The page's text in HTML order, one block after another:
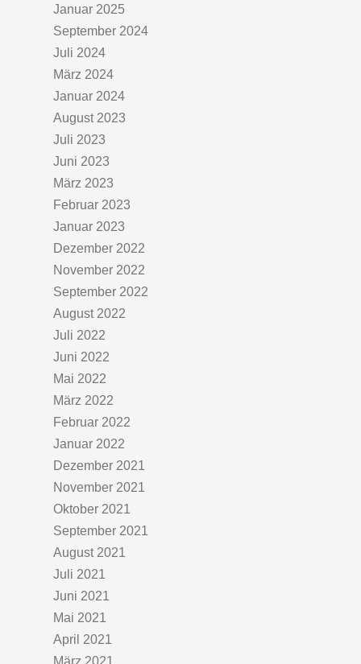
Januar 2025
September 2024
Juli 2024
März 2024
Januar 2024
August 2023
Juli 2023
Juni 2023
März 2023
Februar 2023
Januar 2023
Dezember 2022
November 2022
September 2022
August 2022
Juli 2022
Juni 2022
Mai 2022
März 2022
Februar 2022
Januar 2022
Dezember 2021
November 2021
Oktober 2021
September 2021
August 2021
Juli 2021
Juni 2021
Mai 2021
April 2021
März 2021